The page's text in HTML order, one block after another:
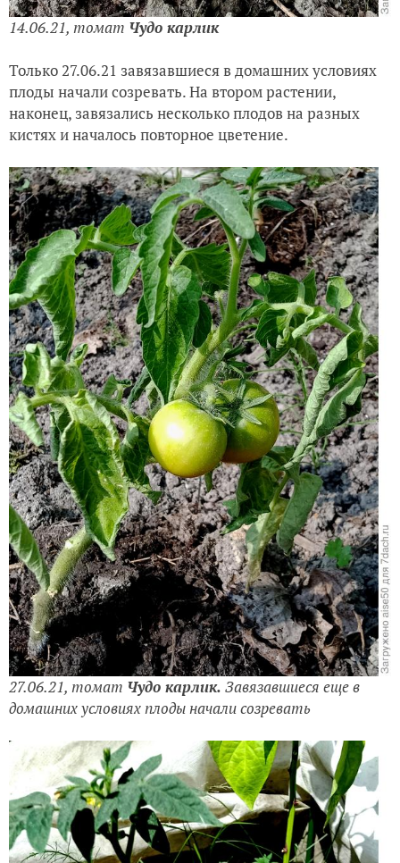
14.06.21, томат Чудо карлик
Только 27.06.21 завязавшиеся в домашних условиях
плоды начали созревать. На втором растении,
наконец, завязались несколько плодов на разных
кистях и началось повторное цветение.
27.06.21, томат Чудо карлик. Завязавшиеся еще в
домашних условиях плоды начали созревать